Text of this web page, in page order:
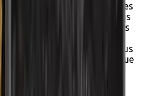
résultat de bienfaits durables
normes de qualité les plus
légumes en tamoul, et ces
sont de plus en plus
et internationale. Nous
de curry chaud et aromatique
et ronde sur vos papilles